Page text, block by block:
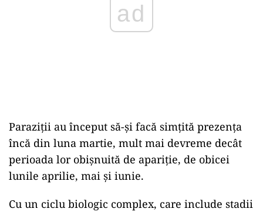
ad
Paraziții au început să-și facă simțită prezența
încă din luna martie, mult mai devreme decât
perioada lor obișnuită de apariție, de obicei
lunile aprilie, mai și iunie.
Cu un ciclu biologic complex, care include stadii